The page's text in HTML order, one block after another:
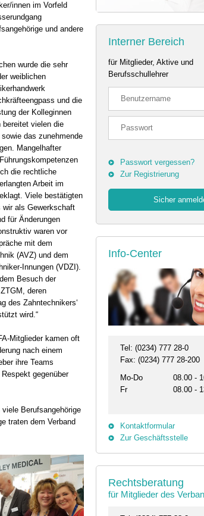
innen im Vorfeld
und andere
wurde die sehr
weiblichen
und die
der Kolleginnen
bereitet vielen die
das zunehmende
Mangelhafter
die rechtliche
Arbeit im
Viele bestätigten
als Gewerkschaft
für Änderungen
waren vor
mit dem
(AVZ) und dem
Innungen (VDZI).
Besuch der
deren
des Zahntechnikers‘
wird.“
Mitglieder kamen oft
nach einem
ihre Teams
gegenüber
Berufsangehörige
traten dem Verband
Interner Bereich
für Mitglieder, Aktive und
Berufsschullehrer
Passwort vergessen?
Zur Registrierung
Info-Center
Tel: (0234) 777 28-0
Fax: (0234) 777 28-200
Mo-Do
08.00 -
Fr
08.00 -
Kontaktformular
Zur Geschäftsstelle
Rechtsberatung
für Mitglieder des
26.08. - 29.08.2026
31134 Hildesheim
Professionelles Impfmanagement in drei
Modulen